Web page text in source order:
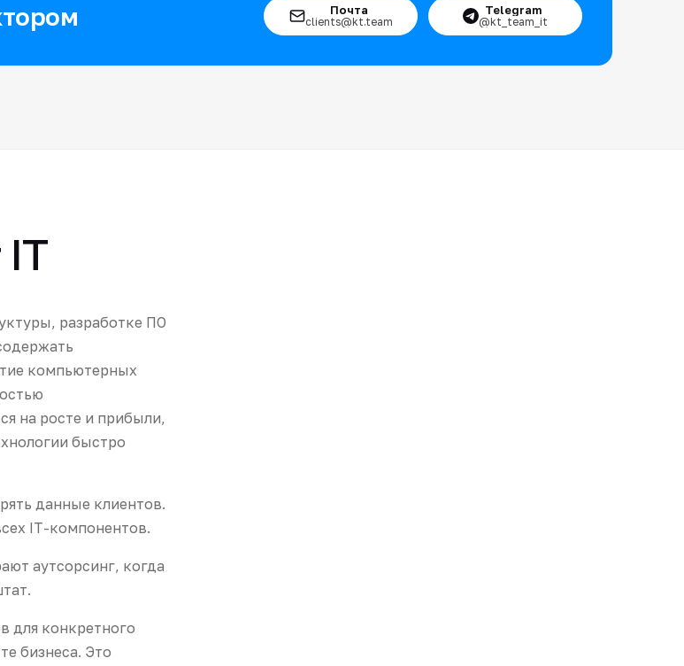
Почта
clients@kt.team
Telegram
@kt_team_it
IT
разработке ПО
компьютерных
на росте и прибыли,
быстро
данные клиентов.
IT-компонентов.
аутсорсинг, когда
для конкретного
бизнеса. Это